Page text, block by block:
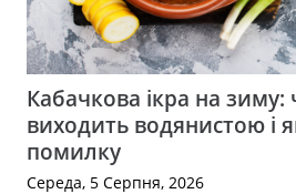
Кабачкова ікра на
виходить водянистою і
помилку
Середа, 5 Серпня, 2026